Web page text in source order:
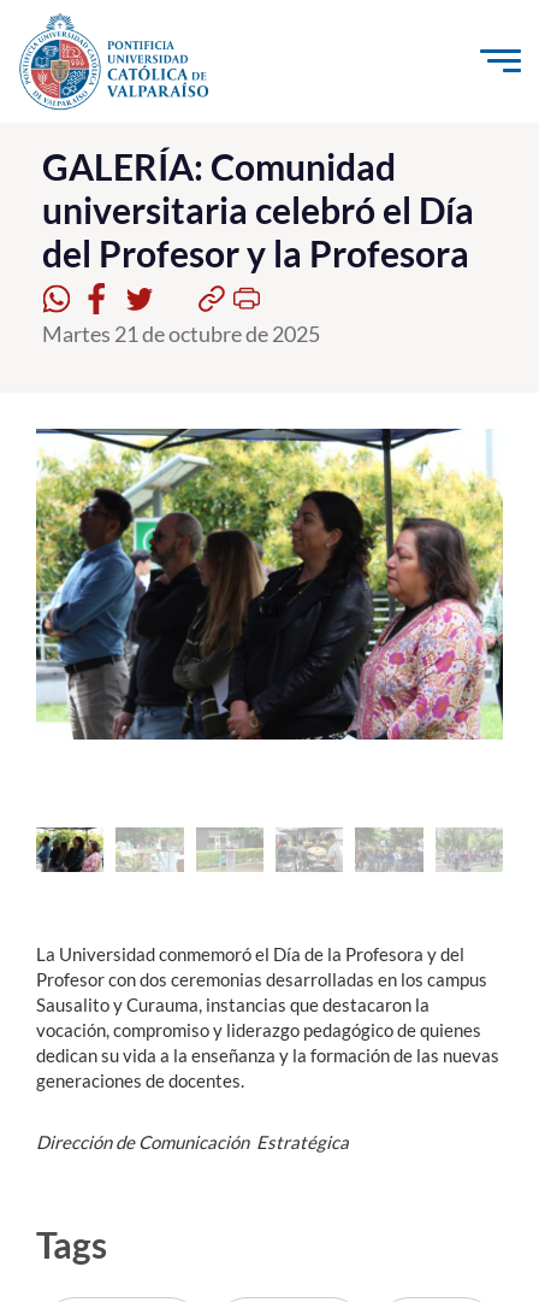
Click acá para ir directamente al contenido
La Universidad
Investigación, Creación e Innovación
PUCV Internacional
Vinculación con el Medio
Pregrado
Postgrado
Formación Continua
Estudiantes
Académicos
Funcionarios
Alumni
English
GALERÍA: Comunidad
universitaria celebró el Día
del Profesor y la Profesora
Martes 21 de octubre de 2025
La Universidad conmemoró el Día de la Profesora y del
Profesor con dos ceremonias desarrolladas en los campus
Sausalito y Curauma, instancias que destacaron la
vocación, compromiso y liderazgo pedagógico de quienes
dedican su vida a la enseñanza y la formación de las nuevas
generaciones de docentes.
Dirección de Comunicación Estratégica
Tags